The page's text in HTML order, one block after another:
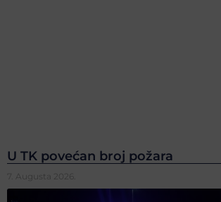
U TK povećan broj požara
7. Augusta 2026.